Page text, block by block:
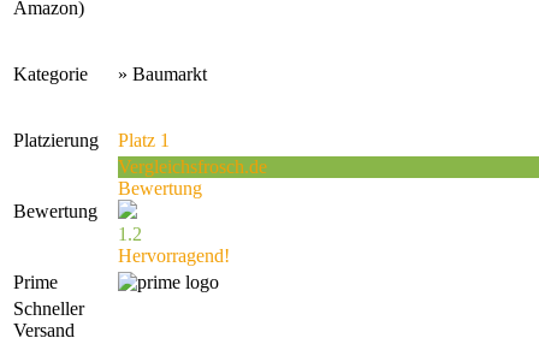
Amazon)
Kategorie » Baumarkt
Platzierung Platz 1
Bewertung
Vergleichsfrosch.de
Bewertung
1.2
Hervorragend!
Prime
Schneller
Versand